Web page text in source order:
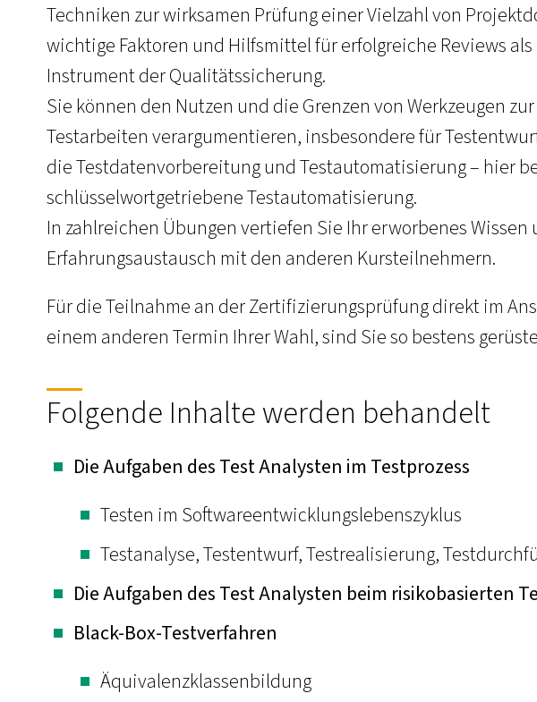
Techniken zur wirksamen Prüfung einer Vielzahl von
wichtige Faktoren und Hilfsmittel für erfolgreiche Reviews
Instrument der Qualitätssicherung.
Sie können den Nutzen und die Grenzen von Werkzeugen
Testarbeiten verargumentieren, insbesondere für
die Testdatenvorbereitung und Testautomatisierung – hier
schlüsselwortgetriebene Testautomatisierung.
In zahlreichen Übungen vertiefen Sie Ihr erworbenes
Erfahrungsaustausch mit den anderen Kursteilnehmern.
Für die Teilnahme an der Zertifizierungsprüfung direkt im
einem anderen Termin Ihrer Wahl, sind Sie so bestens
Folgende Inhalte werden behandelt
Die Aufgaben des Test Analysten im Testprozess
Testen im Softwareentwicklungslebenszyklus
Testanalyse, Testentwurf, Testrealisierung,
Die Aufgaben des Test Analysten beim risikobasierten
Black-Box-Testverfahren
Äquivalenzklassenbildung